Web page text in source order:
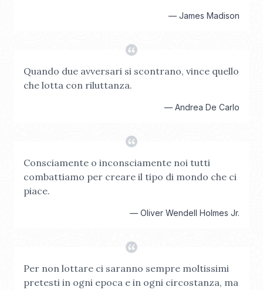
— James Madison
Quando due avversari si scontrano, vince quello
che lotta con riluttanza.
— Andrea De Carlo
Consciamente o inconsciamente noi tutti
combattiamo per creare il tipo di mondo che ci
piace.
— Oliver Wendell Holmes Jr.
Per non lottare ci saranno sempre moltissimi
pretesti in ogni epoca e in ogni circostanza, ma